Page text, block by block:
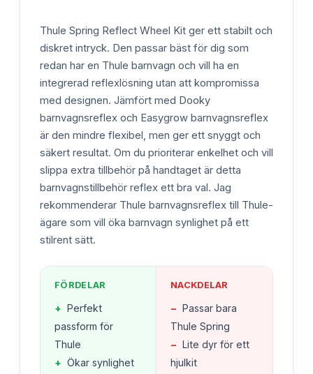
Thule Spring Reflect Wheel Kit ger ett stabilt och
diskret intryck. Den passar bäst för dig som
redan har en Thule barnvagn och vill ha en
integrerad reflexlösning utan att kompromissa
med designen. Jämfört med Dooky
barnvagnsreflex och Easygrow barnvagnsreflex
är den mindre flexibel, men ger ett snyggt och
säkert resultat. Om du prioriterar enkelhet och vill
slippa extra tillbehör på handtaget är detta
barnvagnstillbehör reflex ett bra val. Jag
rekommenderar Thule barnvagnsreflex till Thule-
ägare som vill öka barnvagn synlighet på ett
stilrent sätt.
FÖRDELAR
+ Perfekt
passform för
Thule
+ Ökar synlighet
NACKDELAR
− Passar bara
Thule Spring
− Lite dyr för ett
hjulkit